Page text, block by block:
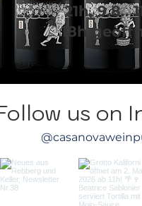
21h, 9.8..
18h
us on